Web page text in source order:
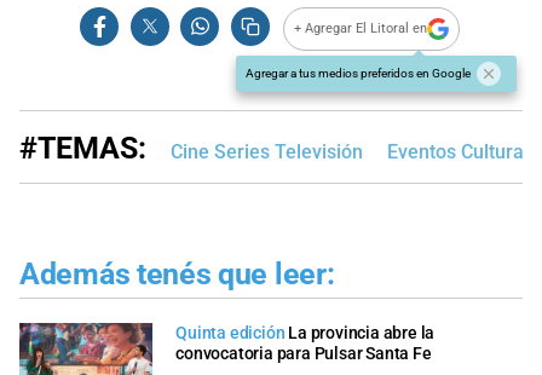
+ Agregar El Litoral en
Agregar a tus medios preferidos en Google
#TEMAS: Cine Series Televisión Eventos
Además tenés que leer:
Quinta edición La provincia abre la
convocatoria para Pulsar Santa Fe